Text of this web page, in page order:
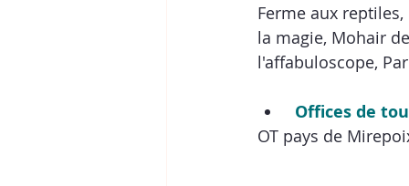
Ferme aux
la magie, Mohair
l'affabuloscope,
Offices de
OT pays de